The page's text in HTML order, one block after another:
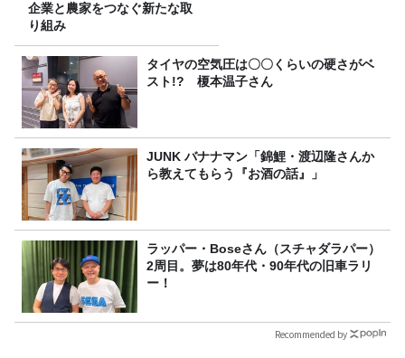
企業と農家をつなぐ新たな取
り組み
タイヤの空気圧は〇〇くらいの硬さがベ
スト!? 榎本温子さん
JUNK バナナマン「錦鯉・渡辺隆さんか
ら教えてもらう『お酒の話』」
ラッパー・Boseさん（スチャダラパー）
2周目。夢は80年代・90年代の旧車ラリ
ー！
Recommended by